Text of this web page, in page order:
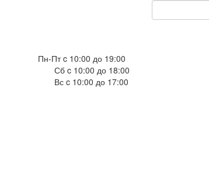
Пн-Пт c 10:00 до 19:00
Сб c 10:00 до 18:00
Вс c 10:00 до 17:00